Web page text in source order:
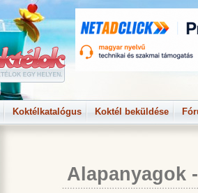
Koktélkatalógus Koktél beküldése
Alapanyagok